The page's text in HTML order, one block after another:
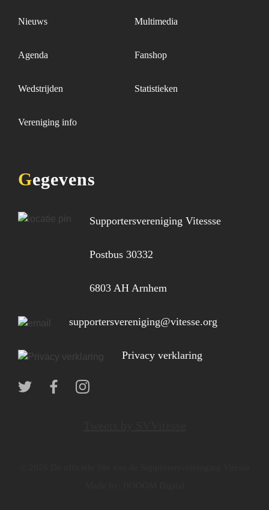
Nieuws
Agenda
Wedstrijden
Vereniging info
Multimedia
Fanshop
Statistieken
Gegevens
Supportersvereniging Vitessse
Postbus 30332
6803 AH Arnhem
supportersvereniging@vitesse.org
Privacy verklaring